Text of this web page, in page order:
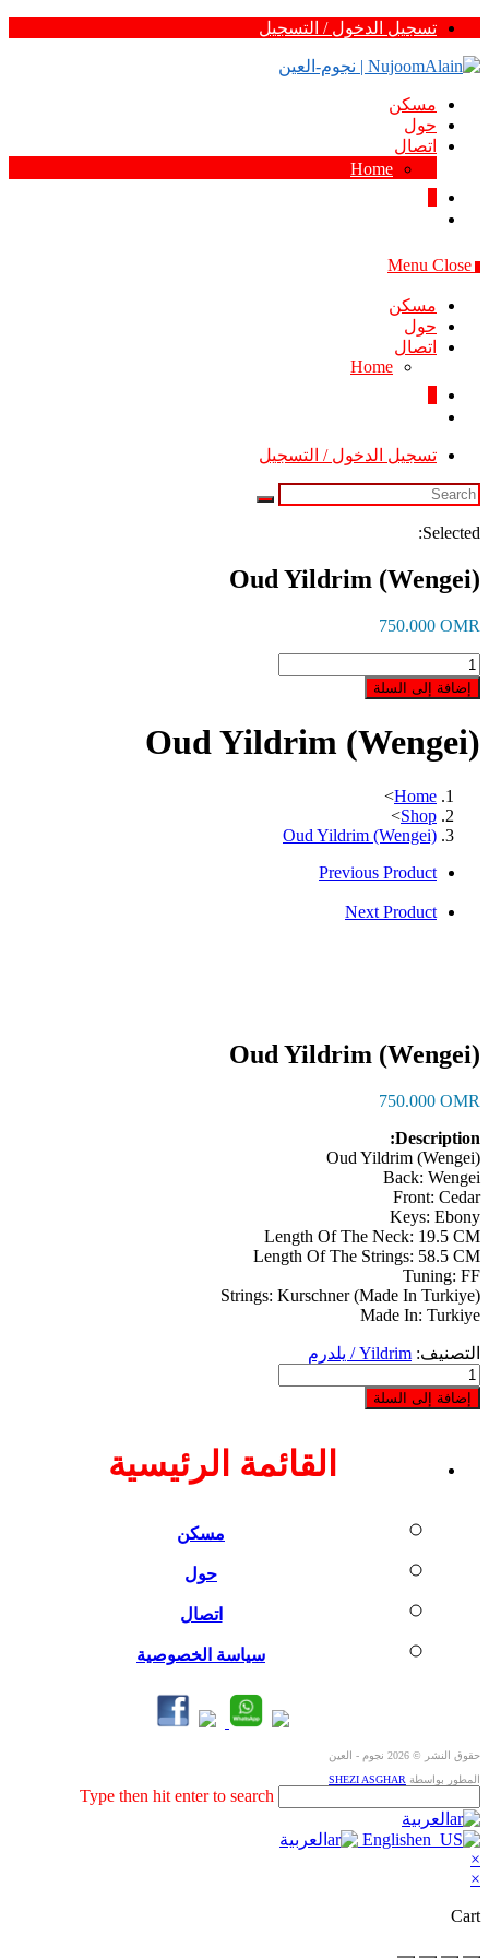
Skip
content
تسجيل الدخول / التسجيل
مسكن
حول
اتصال
Home
Menu Close
مسكن
حول
اتصال
Home
تسجيل الدخول / التسجيل
Selected:
Oud Yildrim (Wengei)
750.000 OMR
كمية
Oud
Yildrim
إضافة إلى السلة
Oud Yildrim (Wengei)
Home
>
Shop
>
Oud Yildrim (Wengei)
Previous Product
Next Product
Oud Yildrim (Wengei)
750.000 OMR
Description:
Oud Yildrim (Wengei)
Back: Wengei
Front: Cedar
Keys: Ebony
Length Of The Neck: 19.5 CM
Length Of The Strings: 58.5 CM
Tuning: FF
Strings: Kurschner (Made In Turkiye)
Made In: Turkiye
التصنيف: Yildrim / يلدرم
كمية
Oud
Yildrim
إضافة إلى السلة
القائمة الرئيسية
مسكن
حول
اتصال
سياسة الخصوصية
حقوق النشر © 2026 نجوم - العين
المطور بواسطة SHEZI ASGHAR
this
website
Type then hit enter to search
العربية
English
العربية
×
×
Cart